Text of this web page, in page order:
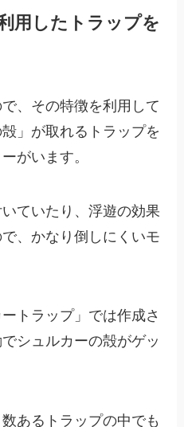
用したトラップを
、その特徴を利用して
」が取れるトラップを
がいます。
ていたり、浮遊の効果
、かなり倒しにくいモ
トラップ」では作成さ
シュルカーの殻がゲッ
あるトラップの中でも